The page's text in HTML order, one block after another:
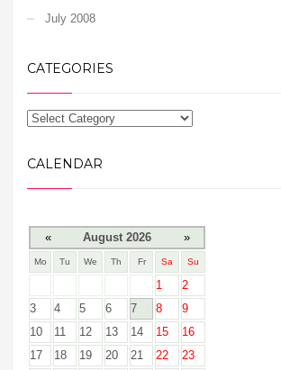
July 2008
CATEGORIES
CALENDAR
« August 2026 »
Mo Tu We Th Fr Sa Su
1
2
3
4 5 6 7 8
9
10
11 12 13 14 15
16
17
18 19 20 21 22
23